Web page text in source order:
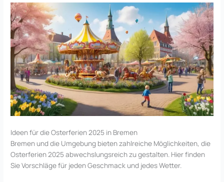
Ideen für die Osterferien 2025 in Bremen
Bremen und die Umgebung bieten zahlreiche Möglichkeiten, die
Osterferien 2025 abwechslungsreich zu gestalten. Hier finden
Sie Vorschläge für jeden Geschmack und jedes Wetter.